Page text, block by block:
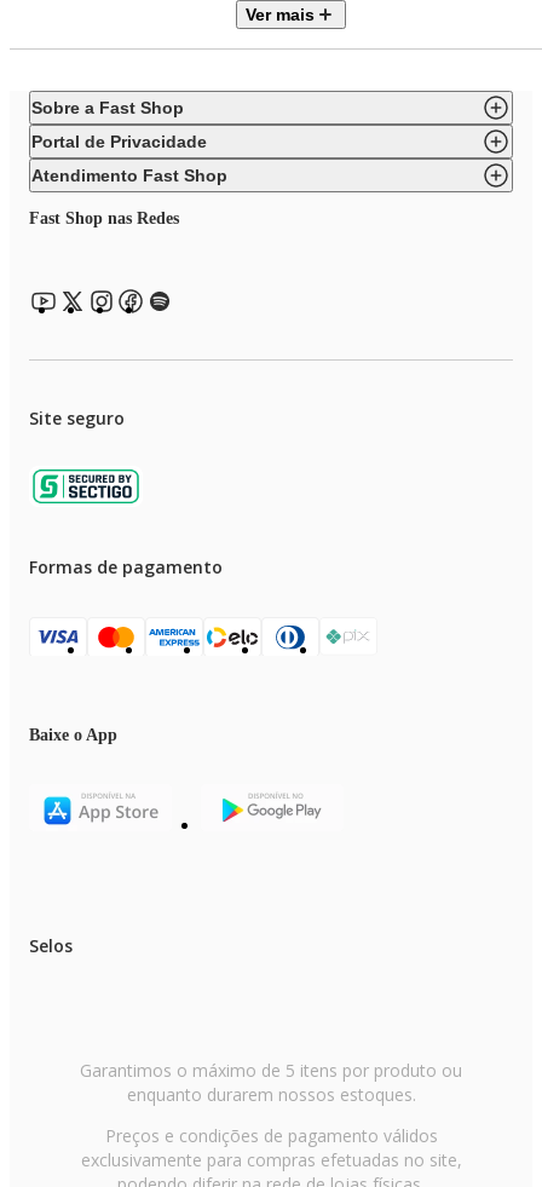
• Alça para transporte
• Porta-fio
Ver mais
Sobre a Fast Shop
Portal de Privacidade
Atendimento Fast Shop
Fast Shop nas Redes
Site seguro
Formas de pagamento
Baixe o App
Selos
Garantimos o máximo de 5 itens por produto ou
enquanto durarem nossos estoques.
Preços e condições de pagamento válidos
exclusivamente para compras efetuadas no site,